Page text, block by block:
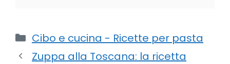
Categorie
Cibo e cucina - Ricette per pasta
Zuppa alla Toscana: la ricetta